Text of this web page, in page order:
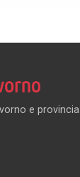
e provincia